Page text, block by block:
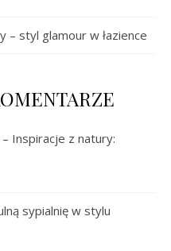
– styl glamour w łazience
Inspiracje z natury:
sypialnię w stylu